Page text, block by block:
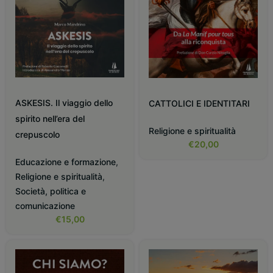
ASKESIS. Il viaggio dello
spirito nell’era del
crepuscolo
Educazione e formazione,
Religione e spiritualità,
Società, politica e
comunicazione
€15,00
CATTOLICI E IDENTITARI
Religione e spiritualità
€20,00